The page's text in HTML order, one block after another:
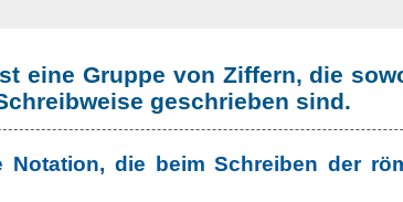
eine Gruppe von Ziffern, die
geschrieben sind.
Notation, die beim Schreiben der